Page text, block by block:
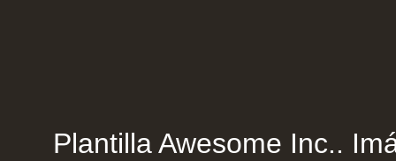
Plantilla Awesome Inc..